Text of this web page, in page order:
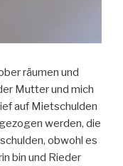
räumen und
Mutter und mich
auf Mietschulden
werden, die
obwohl es
bin und Rieder